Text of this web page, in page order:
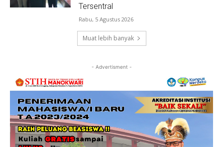
Tersentral
Rabu, 5 Agustus 2026
Muat lebih banyak
- Advertisment -